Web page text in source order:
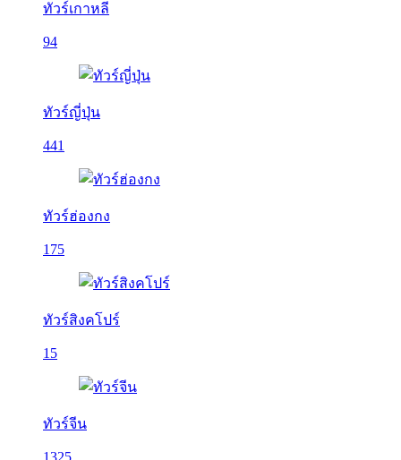
ทัวร์เกาหลี
94
ทัวร์ญี่ปุ่น
441
ทัวร์ฮ่องกง
175
ทัวร์สิงคโปร์
15
ทัวร์จีน
1325